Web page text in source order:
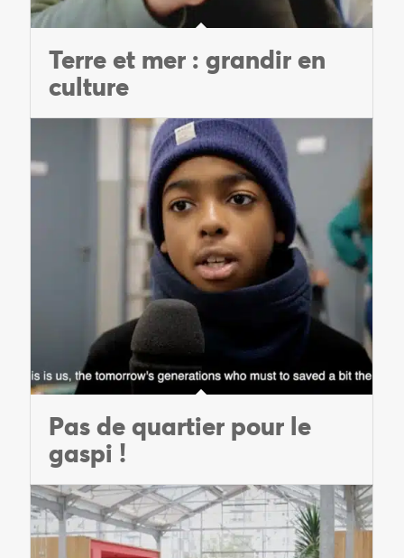
Terre et mer : grandir en
culture
Pas de quartier pour le
gaspi !